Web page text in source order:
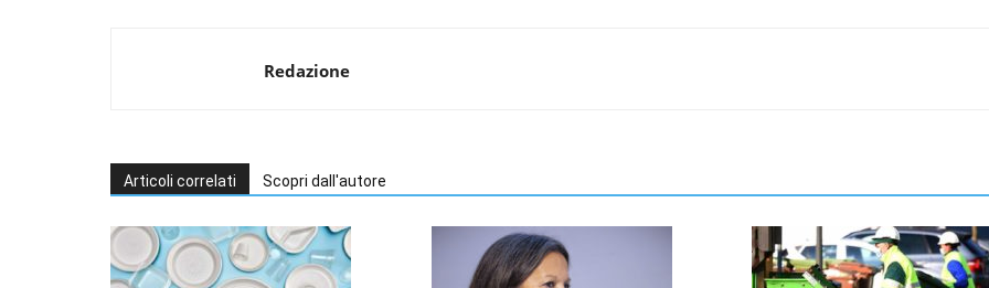
Redazione
Articoli correlati Scopri dall'autore